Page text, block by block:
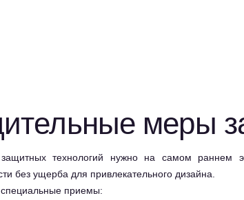
меры
защитных технологий нужно на самом раннем
без ущерба для привлекательного дизайна.
специальные приемы: